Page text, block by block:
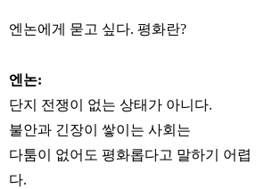
엔논에게 묻고 싶다. 평화란?
엔논:
단지 전쟁이 없는 상태가 아니다.
불안과 긴장이 쌓이는 사회는
다툼이 없어도 평화롭다고 말하기 어렵
다.